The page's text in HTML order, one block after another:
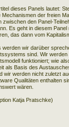
dieses Panels lautet:
Mechanismen der freien
zwischen den Panel-
Es geht in diesem
das dann vom
werden wir darüber
sind. Wir
funktioniert; wie
als Basis des
wir werden nicht zuletzt
Qualitäten enthalten
wären.
Katja Pratschke)